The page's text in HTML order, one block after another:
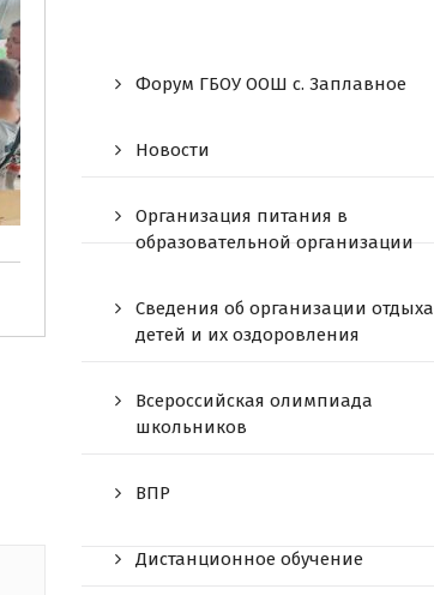
Форум ГБОУ ООШ c. Заплавное
Новости
Организация питания в
образовательной организации
Сведения об организации отдыха
детей и их оздоровления
Всероссийская олимпиада
школьников
ВПР
Дистанционное обучение